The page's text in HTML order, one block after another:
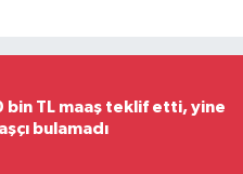
bin TL maaş teklif etti, yine
bulamadı